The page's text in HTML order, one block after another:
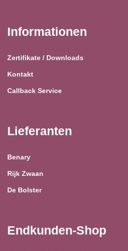
Informationen
Zertifikate / Downloads
Kontakt
Callback Service
Lieferanten
Benary
Rijk Zwaan
De Bolster
Endkunden-Shop